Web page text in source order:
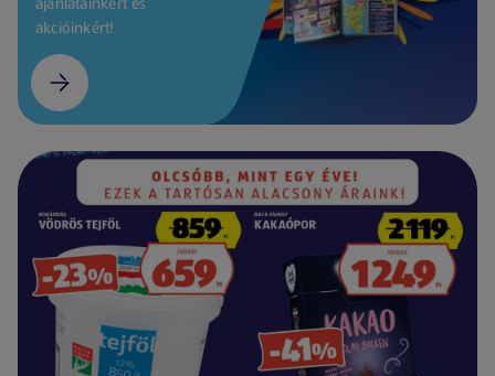
akcióinkért!